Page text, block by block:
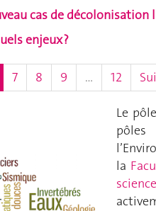
cas de
enjeux ?
(actuel)
7 8 9 … 12
Le
pôles
la